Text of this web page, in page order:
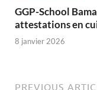
GGP-School
attestations en
8 janvier 2026
PREVIOUS